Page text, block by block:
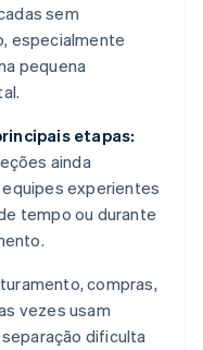
sem
especialmente
pequena
etapas:
ainda
experientes
tempo ou durante
compras,
vezes usam
dificulta